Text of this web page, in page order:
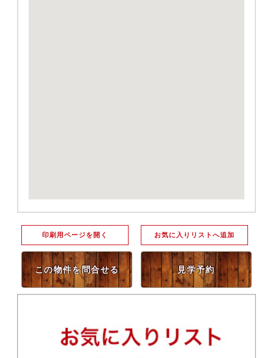
印刷用ページを開く お気に入りリストへ追加
この物件を問合せる 見学予約